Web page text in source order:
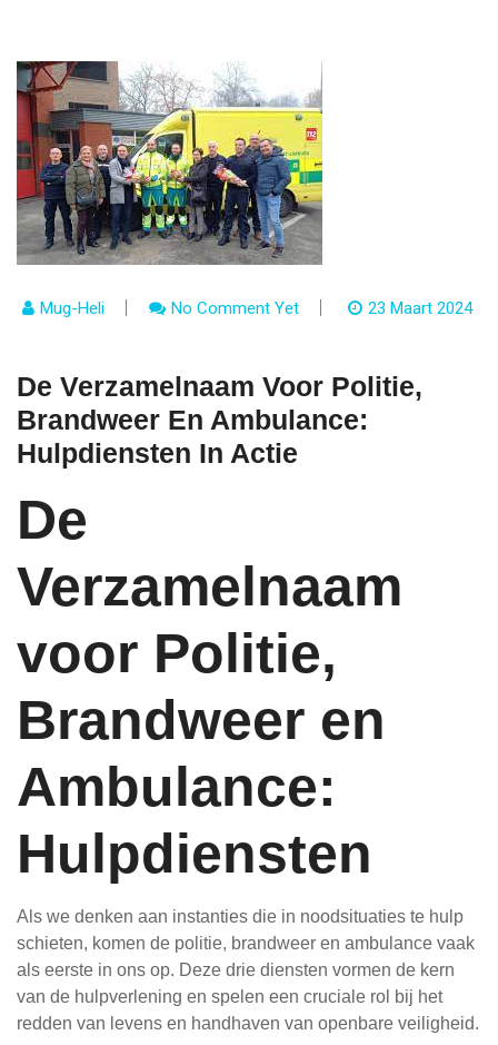
Mug-Heli No Comment Yet 23 Maart 2024
De Verzamelnaam Voor Politie,
Brandweer En Ambulance:
Hulpdiensten In Actie
De
Verzamelnaam
voor Politie,
Brandweer en
Ambulance:
Hulpdiensten
Als we denken aan instanties die in noodsituaties te hulp
schieten, komen de politie, brandweer en ambulance vaak
als eerste in ons op. Deze drie diensten vormen de kern
van de hulpverlening en spelen een cruciale rol bij het
redden van levens en handhaven van openbare veiligheid.